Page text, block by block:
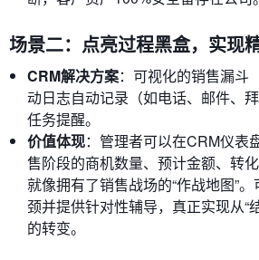
场景二：点亮过程黑盒，实现
CRM解决方案：可视化的销售漏斗
动日志自动记录（如电话、邮件、
任务提醒。
价值体现：管理者可以在CRM仪表
售阶段的商机数量、预计金额、转
就像拥有了销售战场的“作战地图”
颈并提供针对性辅导，真正实现从“
的转变。